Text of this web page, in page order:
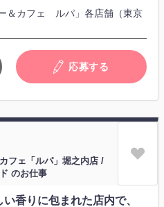
＆カフェ ルパ」各店舗（東京
応募する
フェ「ルパ」堀之内店 /
のお仕事
香りに包まれた店内で、